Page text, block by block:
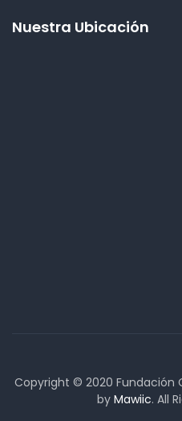
Nuestra Ubicación
Copyright © 2020 Fundación
by Mawiic. All